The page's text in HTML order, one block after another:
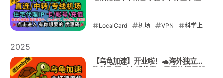
2026-05-12
LocalCard 机场 VPN 科学上
kookeey lycheeip 流媒体
2025
【乌龟加速】开业啦！🐢海外独立线